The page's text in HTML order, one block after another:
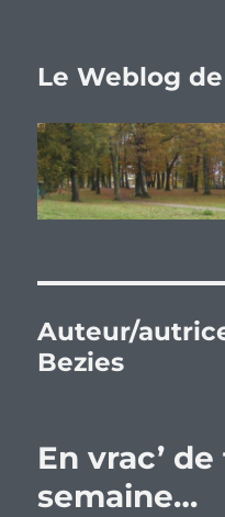
Le Weblog
Auteur/
Bezies
En vrac’
semaine…